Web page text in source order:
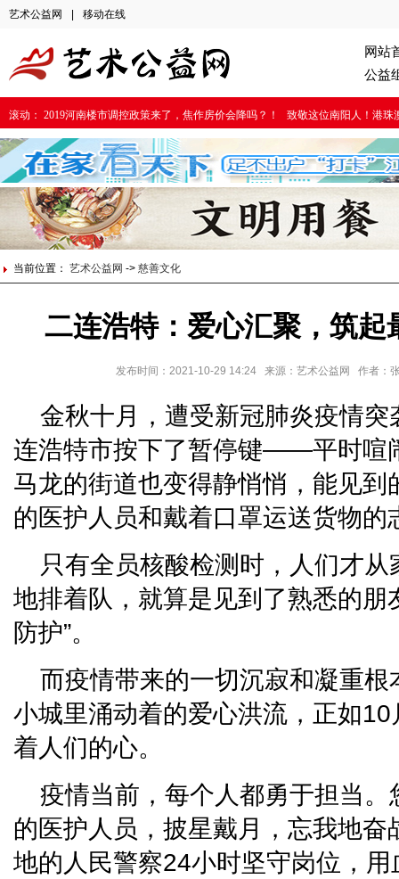
艺术公益网 移动在线
网站
公益
滚动： 2019河南楼市调控政策来了，焦作房价会降吗？！ 致敬这位南阳人！港珠
当前位置： 艺术公益网 -> 慈善文化
二连浩特：爱心汇聚，筑起
发布时间：2021-10-29 14:24 来源：艺术公益网 作者：
金秋十月，遭受新冠肺炎疫情
连浩特市按下了暂停键——平时喧
马龙的街道也变得静悄悄，能见到
的医护人员和戴着口罩运送货物的
只有全员核酸检测时，人们才
地排着队，就算是见到了熟悉的朋
防护”。
而疫情带来的一切沉寂和凝重
小城里涌动着的爱心洪流，正如
着人们的心。
疫情当前，每个人都勇于担当
的医护人员，披星戴月，忘我地
地的人民警察24小时坚守岗位，